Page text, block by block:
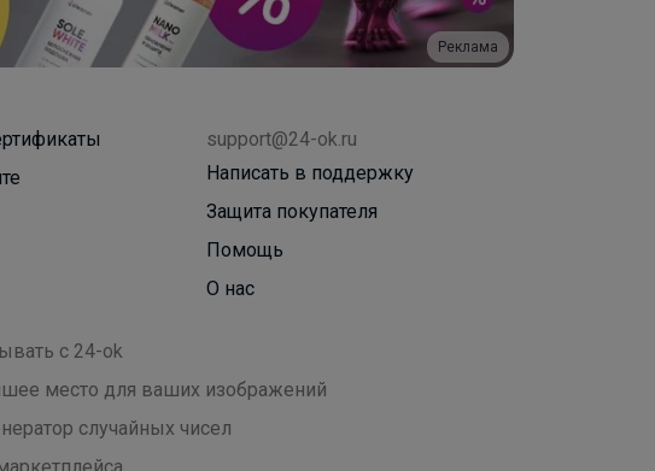
Реклама
support@24-ok.ru
Написать в поддержку
Защита покупателя
Помощь
О нас
с 24-ok
место для ваших изображений
случайных чисел